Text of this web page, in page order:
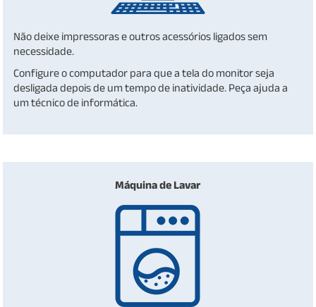
Não deixe impressoras e outros acessórios ligados sem
necessidade.
Configure o computador para que a tela do monitor seja
desligada depois de um tempo de inatividade. Peça ajuda a
um técnico de informática.
Máquina de Lavar